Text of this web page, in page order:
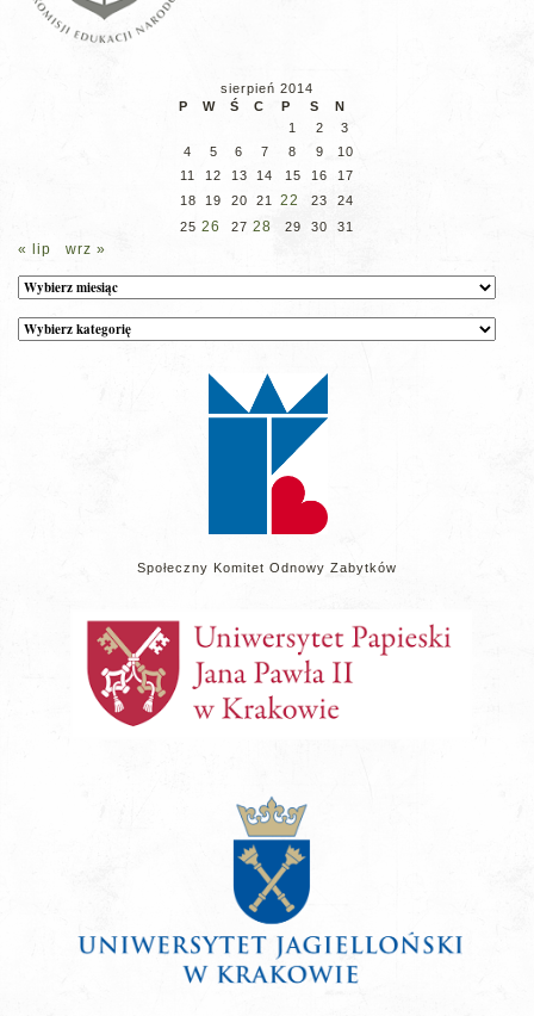
sierpień 2014
P
W Ś C P S
N
1
2
3
4
5 6 7 8 9
10
11
12 13 14 15 16
17
18
19 20 21 22 23
24
25 26 27 28 29 30 31
« lip wrz »
Archiwum
Kategorie
wpisów
Społeczny Komitet Odnowy Zabytków